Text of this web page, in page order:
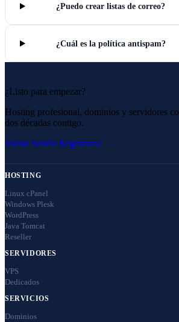
¿Puedo crear listas de correo?
¿Cuál es la política antispam?
¿Listo para empezar?
Hosting profesional, dominios y servidores
dos décadas contigo.
Iniciar Sesión Registrarse →
HOSTING
Linux cPanel
Windows Plesk
WordPress
Java Tomcat
Reseller
SERVIDORES
VPS
Dedicados
SERVICIOS
Dominios